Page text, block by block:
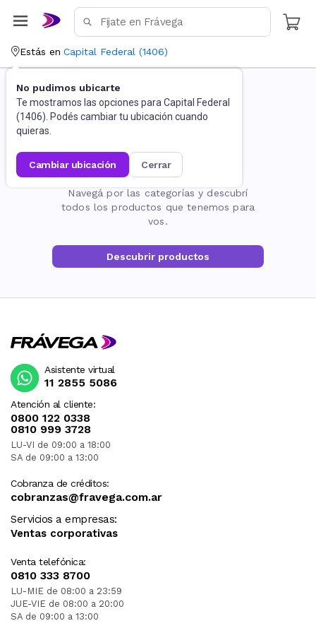
Estás en Capital Federal (1406)
No pudimos ubicarte
Te mostramos las opciones para Capital Federal
(1406). Podés cambiar tu ubicación cuando
quieras.
cambiar ubicación cerrar
La página no existe
Navegá por las categorías y descubrí
todos los productos que tenemos para
vos.
Descubrir productos
Atención al cliente:
0800 122 0338
0810 999 3728
LU-VI de 09:00 a 18:00
SA de 09:00 a 13:00
Cobranza de créditos:
cobranzas@fravega.com.ar
Servicios a empresas:
Ventas corporativas
Venta telefónica:
0810 333 8700
LU-MIE de 08:00 a 23:59
JUE-VIE de 08:00 a 20:00
SA de 09:00 a 13:00
Asistente virtual
11 2855 5086